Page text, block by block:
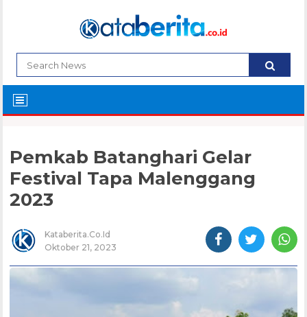
Pemkab Batanghari Gelar
Festival Tapa Malenggang
2023
Kataberita.co.id
Oktober 21, 2023